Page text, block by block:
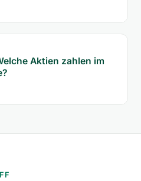
Aktien zahlen im